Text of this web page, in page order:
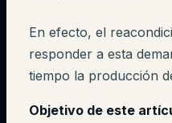
En efecto, el
responder a esta
tiempo la producción
Objetivo de este